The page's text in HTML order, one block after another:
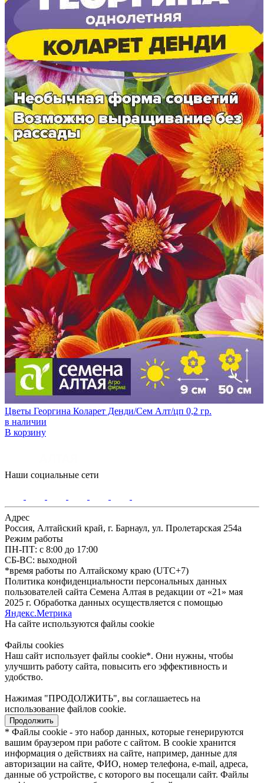
Цветы Георгина Коларет Денди/Сем Алт/цп 0,2 гр.
в наличии
В корзину
Наши социальные сети
Адрес
Россия, Алтайский край, г. Барнаул, ул. Пролетарская 254а
Режим работы
ПН-ПТ: с 8:00 до 17:00
СБ-ВС: выходной
*время работы по Алтайскому краю (UTC+7)
Политика конфиденциальности персональных данных
пользователей сайта Семена Алтая в редакции от «21» мая
2025 г. Обработка данных осуществляется с помощью
Яндекс.Метрика
На сайте используются файлы сookie
Файлы cookies
Наш сайт использует файлы cookie*. Они нужны, чтобы
улучшить работу сайта, повысить его эффективность и
удобство.
Нажимая "ПРОДОЛЖИТЬ", вы соглашаетесь на
использование файлов cookie.
Продолжить
* Файлы cookie - это набор данных, которые генерируются
вашим браузером при работе с сайтом. В cookie хранится
информация о действиях на сайте, например, данные для
авторизации на сайте, ФИО, номер телефона, e-mail, адреса,
данные об устройстве, с которого вы посещали сайт. Файлы